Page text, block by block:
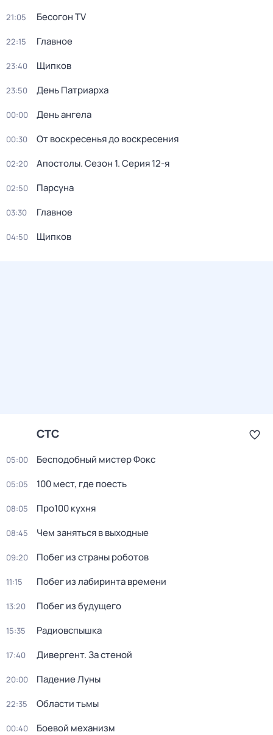
21:05 Бесогон TV
22:15 Главное
23:40 Щипков
23:50 День Патриарха
00:00 День ангела
00:30 От воскресенья до воскресения
02:20 Апостолы. Сезон 1. Серия 12-я
02:50 Парсуна
03:30 Главное
04:50 Щипков
СТС
05:00 Бесподобный мистер Фокс
05:05 100 мест, где поесть
08:05 Про100 кухня
08:45 Чем заняться в выходные
09:20 Побег из страны роботов
11:15 Пoбег из лабиринтa времени
13:20 Побег из будущего
15:35 Радиовспышка
17:40 Дивергент. За стеной
20:00 Падение Луны
22:35 Области тьмы
00:40 Боевой механизм